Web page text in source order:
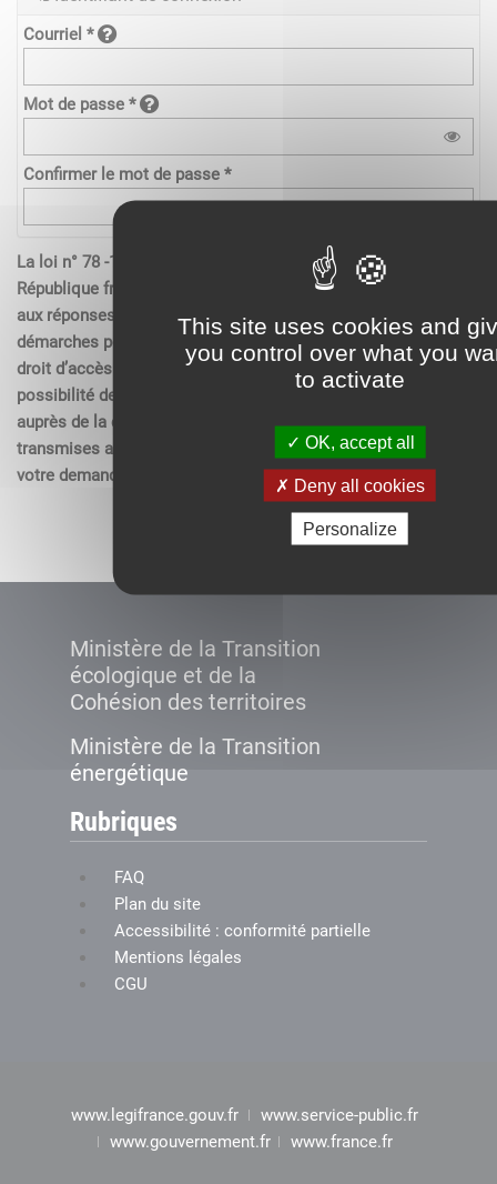
This site uses cookies and
you control over what you
to activate
OK, accept all
Deny all cookies
Personalize
Courriel *
Mot de passe *
Confirmer le mot de passe *
La loi n° 78 -17 du 6 janvier 1978 relative à l’informatique de la
République française, aux fichiers et aux libertés s’applique
aux réponses contenues dans les demandes effectués sur les
démarches pour les personnes physiques. Elle garantit un
droit d’accès aux données nominatives les concernant et la
possibilité de rectification. Ces droits peuvent être exercés
auprès de la collectivité. Les données recueillies seront
transmises aux services compétents pour l’instruction de
votre demande.
Créer le compte
Ministère de la Transition
écologique et de la
Cohésion des territoires
Ministère de la Transition
énergétique
Rubriques
FAQ
Plan du site
Accessibilité : conformité partielle
Mentions légales
CGU
www.legifrance.gouv.fr
www.service-public.fr
www.gouvernement.fr
www.france.fr